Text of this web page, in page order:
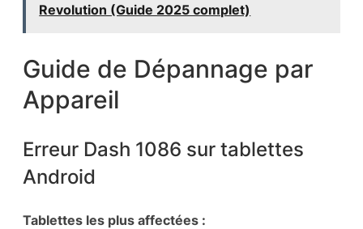
Revolution (Guide 2025 complet)
Guide de Dépannage par
Appareil
Erreur Dash 1086 sur tablettes
Android
Tablettes les plus affectées :